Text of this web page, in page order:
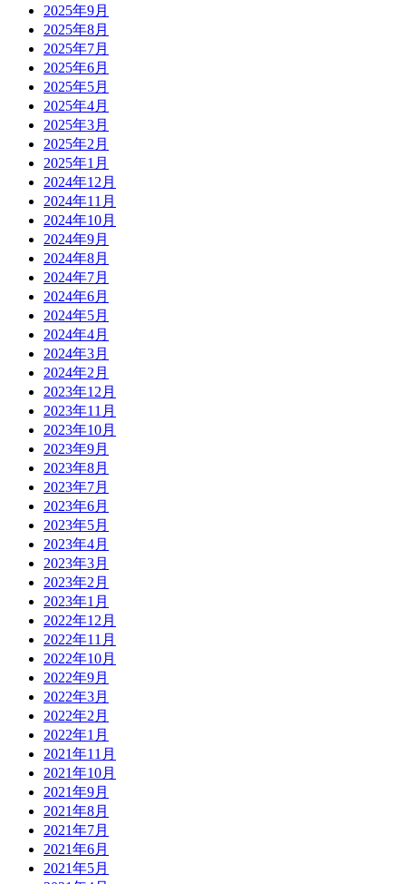
2025年9月
2025年8月
2025年7月
2025年6月
2025年5月
2025年4月
2025年3月
2025年2月
2025年1月
2024年12月
2024年11月
2024年10月
2024年9月
2024年8月
2024年7月
2024年6月
2024年5月
2024年4月
2024年3月
2024年2月
2023年12月
2023年11月
2023年10月
2023年9月
2023年8月
2023年7月
2023年6月
2023年5月
2023年4月
2023年3月
2023年2月
2023年1月
2022年12月
2022年11月
2022年10月
2022年9月
2022年3月
2022年2月
2022年1月
2021年11月
2021年10月
2021年9月
2021年8月
2021年7月
2021年6月
2021年5月